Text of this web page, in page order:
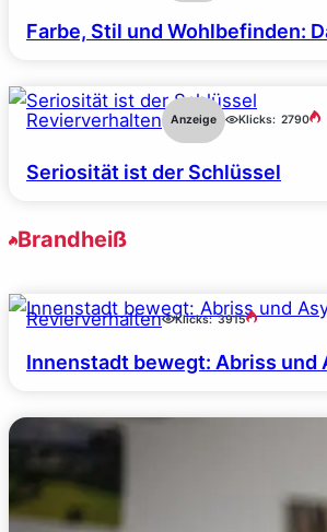
Farbe, Stil und Wohlbefinden:
Revierverhalten Anzeige Klicks: 2790
Seriosität ist der Schlüssel
Brandheiß
Revierverhalten Klicks: 3915
Innenstadt bewegt: Abriss und